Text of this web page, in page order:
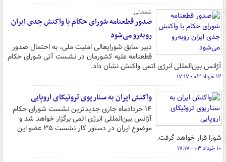
شمخانی:
صدور قطعنامه شورای حکام با واکنش جدی ایران
روبه‌رو می‌شود
دبیر سابق شورایعالی امنیت ملی، به احتمال صدور
قطعنامه علیه کشورمان در نشست آتی شورای حکام
آژانس بین‌المللی انرژی اتمی واکنش نشان داد.
۱۲ خرداد ۰۳ - ۱۷:۱۷
واکنش ایران به سناریوی تروئیکای اروپایی
۱۴ خردادماه جاری جدیدترین نشست شورای حکام
آژانس بین‌المللی انرژی اتمی برگزار خواهد شد و
موضوع ایران در دستور کار نشست ۳۵ عضو این
شورا قرار خواهد گرفت.
۱۰ خرداد ۰۳ - ۱۷:۱۷